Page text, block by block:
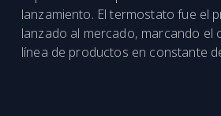
lanzamiento. El termostato fue el
lanzado al mercado, marcando el
línea de productos en constante